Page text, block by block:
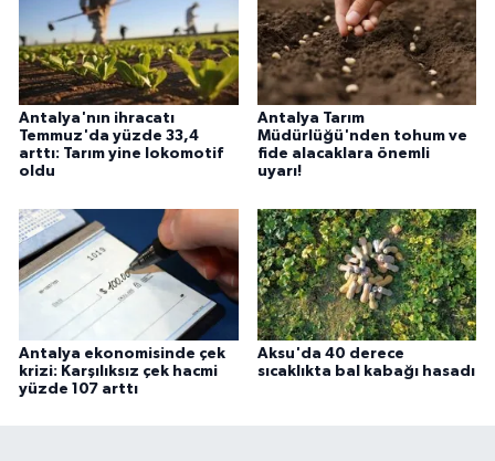
Antalya'nın ihracatı
Temmuz'da yüzde 33,4
arttı: Tarım yine lokomotif
oldu
Antalya Tarım
Müdürlüğü'nden tohum ve
fide alacaklara önemli
uyarı!
Antalya ekonomisinde çek
krizi: Karşılıksız çek hacmi
yüzde 107 arttı
Aksu'da 40 derece
sıcaklıkta bal kabağı hasadı